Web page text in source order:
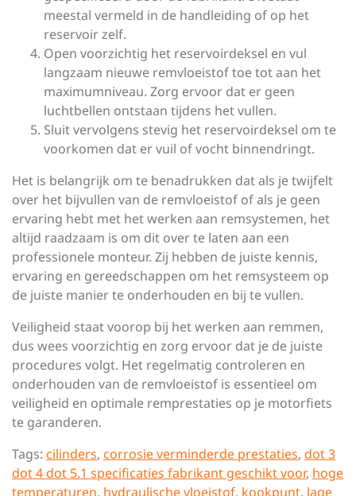
meestal vermeld in de handleiding of op het
reservoir zelf.
Open voorzichtig het reservoirdeksel en vul
langzaam nieuwe remvloeistof toe tot aan het
maximumniveau. Zorg ervoor dat er geen
luchtbellen ontstaan tijdens het vullen.
Sluit vervolgens stevig het reservoirdeksel om te
voorkomen dat er vuil of vocht binnendringt.
Het is belangrijk om te benadrukken dat als je twijfelt
over het bijvullen van de remvloeistof of als je geen
ervaring hebt met het werken aan remsystemen, het
altijd raadzaam is om dit over te laten aan een
professionele monteur. Zij hebben de juiste kennis,
ervaring en gereedschappen om het remsysteem op
de juiste manier te onderhouden en bij te vullen.
Veiligheid staat voorop bij het werken aan remmen,
dus wees voorzichtig en zorg ervoor dat je de juiste
procedures volgt. Het regelmatig controleren en
onderhouden van de remvloeistof is essentieel om
veiligheid en optimale remprestaties op je motorfiets
te garanderen.
Tags: cilinders, corrosie verminderde prestaties, dot 3
dot 4 dot 5.1 specificaties fabrikant geschikt voor, hoge
temperaturen, hydraulische vloeistof, kookpunt, lage